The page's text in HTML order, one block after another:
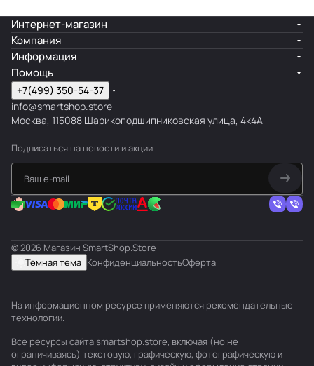
Интернет-магазин
Компания
Информация
Помощь
+7(499) 350-54-37
info@smartshop.store
Москва, 115088 Шарикоподшипниковская улица, 4к4А
Подписаться на новости и акции
© 2026 Магазин SmartShop.Store
Темная тема КонфиденциальностьОферта
На информационном ресурсе применяются рекомендательные
технологии.
Все ресурсы сайта smartshop.store, включая (но не
ограничиваясь) текстовую, графическую, фотографическую и